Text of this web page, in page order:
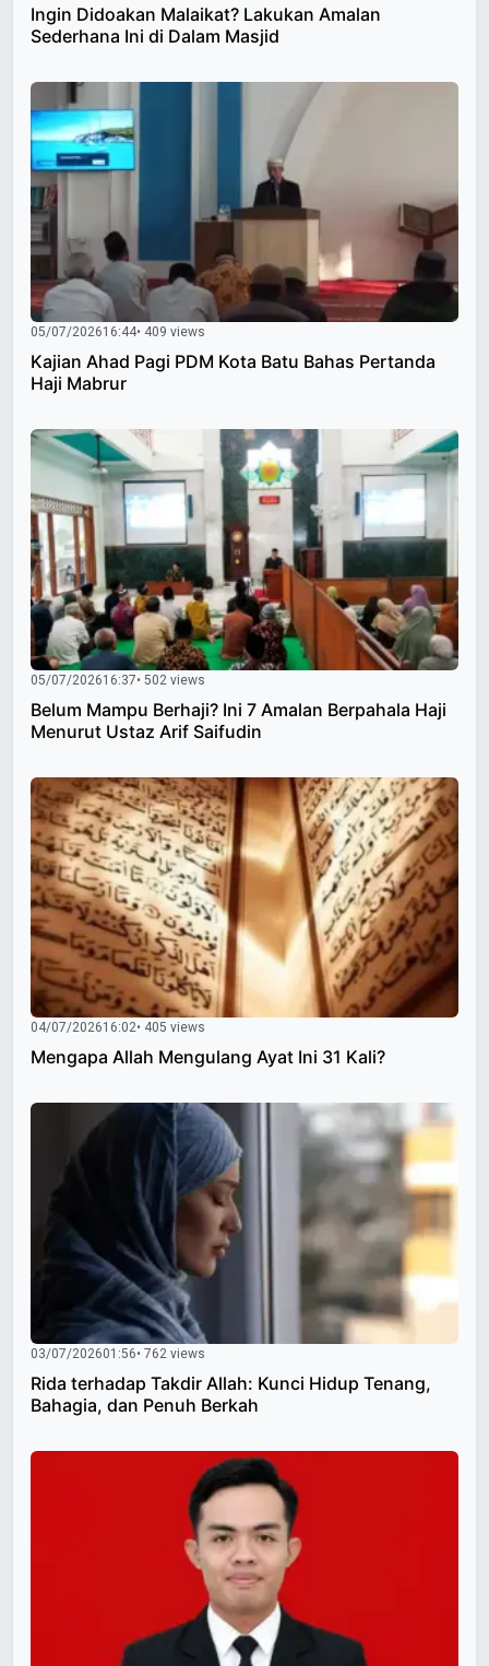
Ingin Didoakan Malaikat? Lakukan Amalan
Sederhana Ini di Dalam Masjid
05/07/202616:44• 409 views
Kajian Ahad Pagi PDM Kota Batu Bahas Pertanda
Haji Mabrur
05/07/202616:37• 502 views
Belum Mampu Berhaji? Ini 7 Amalan Berpahala Haji
Menurut Ustaz Arif Saifudin
04/07/202616:02• 405 views
Mengapa Allah Mengulang Ayat Ini 31 Kali?
03/07/202601:56• 762 views
Rida terhadap Takdir Allah: Kunci Hidup Tenang,
Bahagia, dan Penuh Berkah